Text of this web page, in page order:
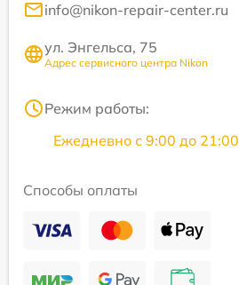
info@nikon-repair-center.ru
ул. Энгельса, 75
Адрес сервисного центра Nikon
Режим работы:
Ежедневно с 9:00 до 21:00
Способы оплаты